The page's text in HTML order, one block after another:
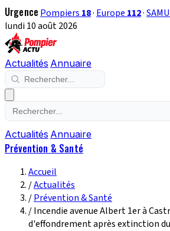
Urgence Pompiers 18· Europe 112·SAMU
lundi 10 août 2026
Actualités Annuaire
Actualités Annuaire
Prévention & Santé
Accueil
/Actualités
/Prévention & Santé
/Incendie avenue Albert 1er à
d'effondrement après extinction